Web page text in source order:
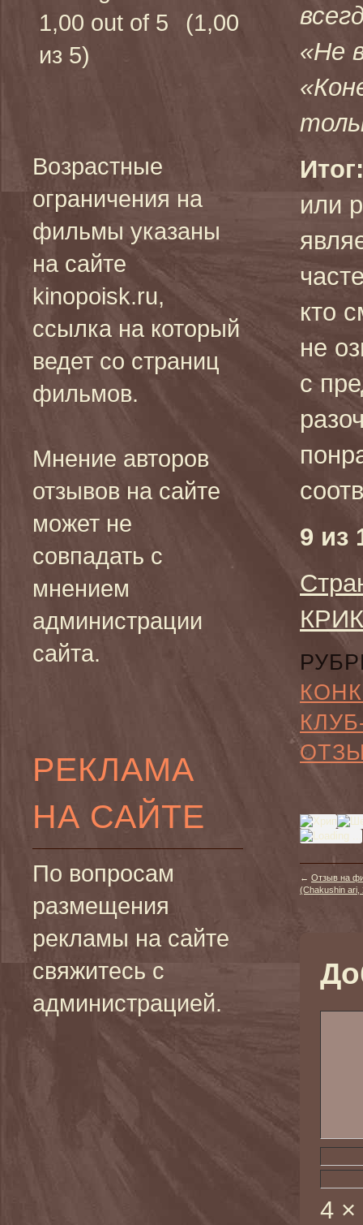
(1,00
из 5)
Возрастные
ограничения на
фильмы указаны
на сайте
kinopoisk.ru,
ссылка на который
ведет со страниц
фильмов.
Мнение авторов
отзывов на сайте
может не
совпадать с
мнением
администрации
сайта.
РЕКЛАМА
НА САЙТЕ
По вопросам
размещения
рекламы на сайте
свяжитесь с
администрацией.
«Не
Итог:
или
кто
не
с
9 из
← Отзыв на
(Chakushin ari,
4